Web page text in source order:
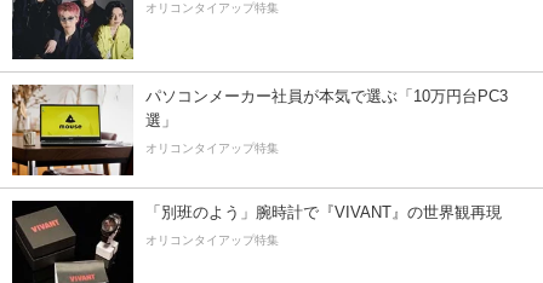
オリコンタイアップ特集
パソコンメーカー社員が本気で選ぶ「10万円台PC3
選」
オリコンタイアップ特集
「別班のよう」腕時計で『VIVANT』の世界観再現
オリコンタイアップ特集